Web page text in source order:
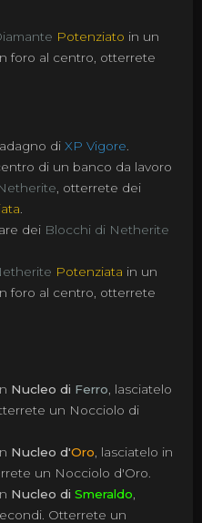
Potenziato in un
foro al centro, otterrete
di XP Vigore
di un banco da lavoro
, otterrete dei
dei Blocchi di Netherite
Potenziata in un
foro al centro, otterrete
Nucleo di Ferro , lasciatelo
un Nocciolo di
Nucleo d'Oro , lasciatelo in
un Nocciolo d'Oro.
Nucleo di Smeraldo
Otterrete un